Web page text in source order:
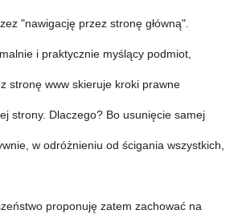
"nawigację przez stronę główną".
i praktycznie myślący podmiot,
stronę www skieruje kroki prawne
strony. Dlaczego? Bo usunięcie samej
w odróżnieniu od ścigania wszystkich,
proponuję zatem zachować na